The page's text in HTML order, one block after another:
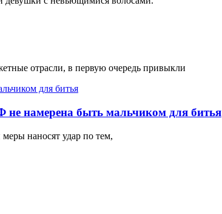
отрасли, в первую очередь привыкли
не намерена быть мальчиком для битья
наносят удар по тем,